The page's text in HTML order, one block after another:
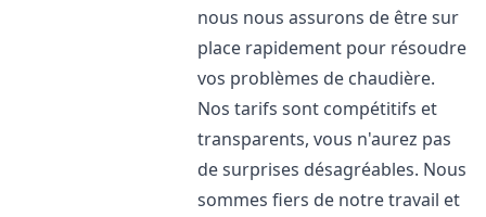
nous nous assurons de être sur
place rapidement pour résoudre
vos problèmes de chaudière.
Nos tarifs sont compétitifs et
transparents, vous n'aurez pas
de surprises désagréables. Nous
sommes fiers de notre travail et